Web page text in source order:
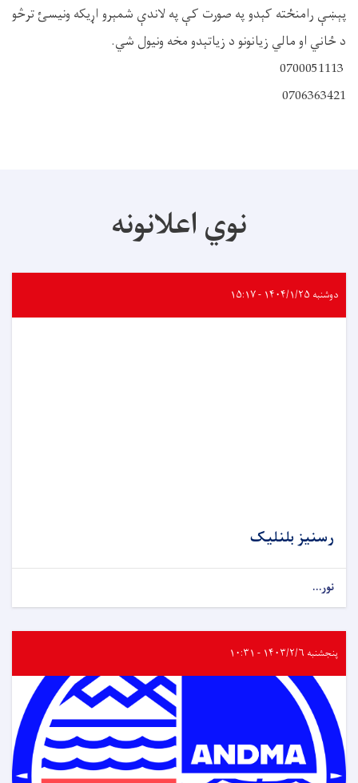
پېښې رامنځته کېدو په صورت کې په لاندې شمېرو اړیکه ونیسئ ترڅو
د ځاني او مالي زیانونو د زیاتېدو مخه ونیول شي.
0706363421
نوي اعلانونه
دوشنبه ۱۴۰۴/۱/۲۵ - ۱۵:۱۷
رسنیز بلنلیک
نور...
پنجشنبه ۱۴۰۳/۲/۶ - ۱۰:۳۱